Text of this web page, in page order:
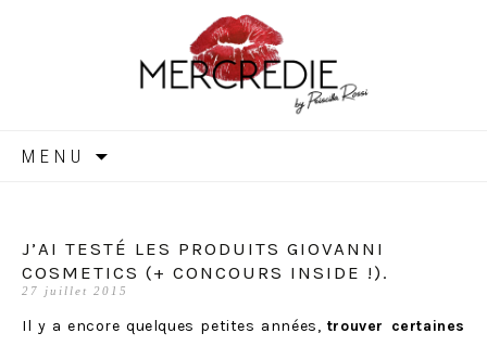
MERCREDIE
MENU
J’AI TESTÉ LES PRODUITS GIOVANNI
COSMETICS (+ CONCOURS INSIDE !).
27 juillet 2015
Il y a encore quelques petites années, trouver certaines